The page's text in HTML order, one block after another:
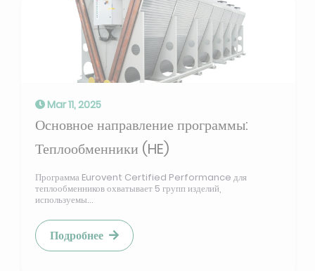
Mar 11, 2025
Основное направление программы:
Теплообменники (HE)
Программа Eurovent Certified Performance для
теплообменников охватывает 5 групп изделий,
используемы...
Подробнее